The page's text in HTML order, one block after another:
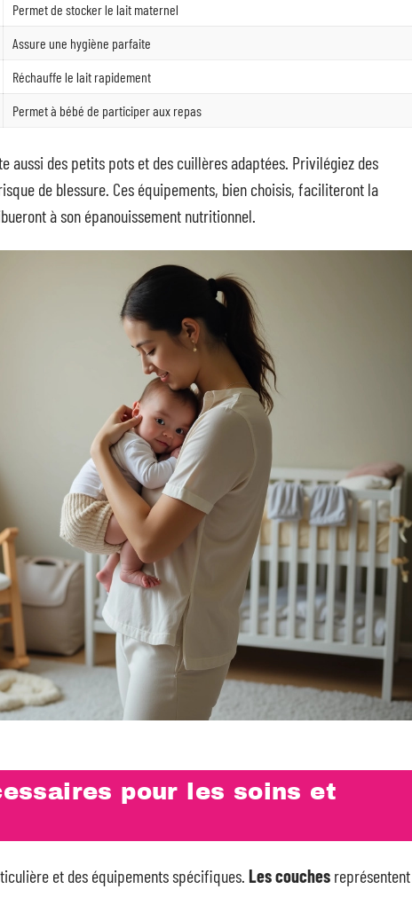
Permet de stocker le lait maternel
Assure une hygiène parfaite
Réchauffe le lait rapidement
Permet à bébé de participer aux repas
aussi des petits pots et des cuillères adaptées. Privilégiez des
de blessure. Ces équipements, bien choisis, faciliteront la
à son épanouissement nutritionnel.
pour les soins et
et des équipements spécifiques. Les couches représentent